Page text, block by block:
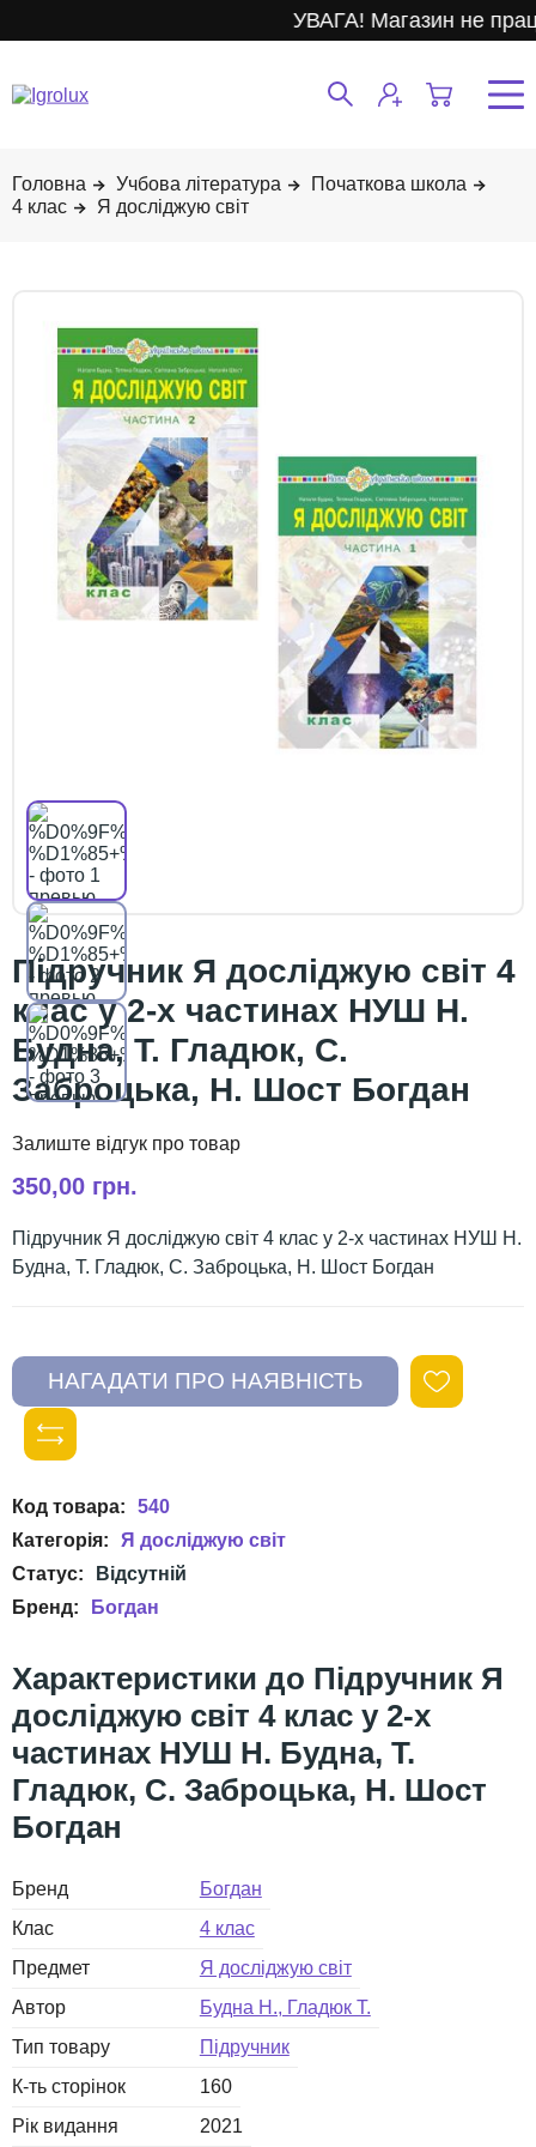
УВАГА! Магазин не
Учбова література
Початкова школа
4 клас
Я досліджую світ
Підручник Я досліджую світ 4
клас у 2-х частинах НУШ Н.
Будна, Т. Гладюк, С.
Заброцька, Н. Шост Богдан
350,00 грн.
Підручник Я досліджую світ 4 клас у 2-х частинах НУШ Н.
Будна, Т. Гладюк, С. Заброцька, Н. Шост Богдан
540
Я досліджую світ
Богдан
Підручник Я
досліджую світ 4 клас у 2-х
частинах НУШ Н. Будна, Т.
Гладюк, С. Заброцька, Н. Шост
Богдан
Бренд
Богдан
Клас
4 клас
Предмет
Я досліджую світ
Автор
Будна Н., Гладюк Т.
Тип товару
Підручник
К-ть сторінок
160
Рік видання
2021